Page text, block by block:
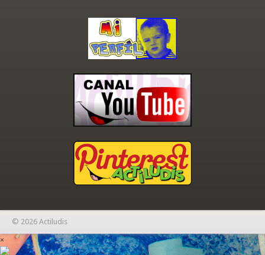
© 2026 Actiludis
×